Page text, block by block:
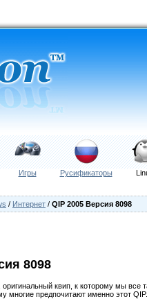
Игры Русификаторы
/ Интернет / QIP 2005 Версия 8098
8098
квип, к которому мы
многие предпочитают именно этот